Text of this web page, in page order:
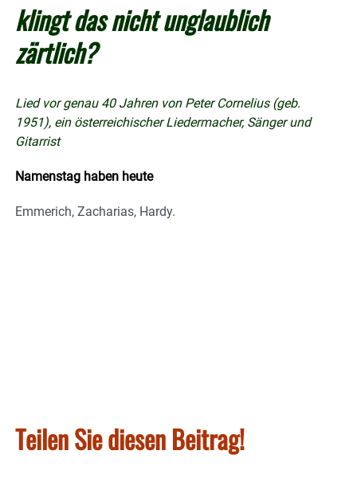
klingt das nicht unglaublich
zärtlich?
Lied vor genau 40 Jahren von Peter Cornelius (geb.
1951), ein österreichischer Liedermacher, Sänger und
Gitarrist
Namenstag haben heute
Emmerich, Zacharias, Hardy.
Teilen Sie diesen Beitrag!